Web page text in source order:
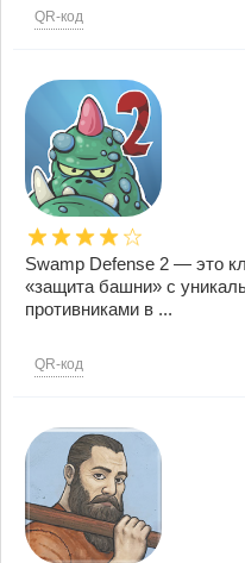
QR-код
Swamp Defense 2 — это
«защита башни» с
противниками в ...
QR-код